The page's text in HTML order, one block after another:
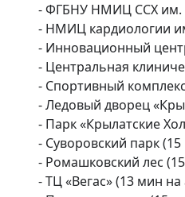
- ФГБНУ НМИЦ ССХ им.
- НМИЦ кардиологии
- Инновационный
- Центральная
- Спортивный
- Ледовый дворец
- Парк «Крылатские
- Суворовский парк
- Ромашковский лес
- ТЦ «Вегас» (13 мин на